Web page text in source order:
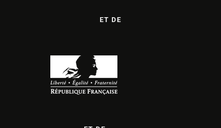
ET DE